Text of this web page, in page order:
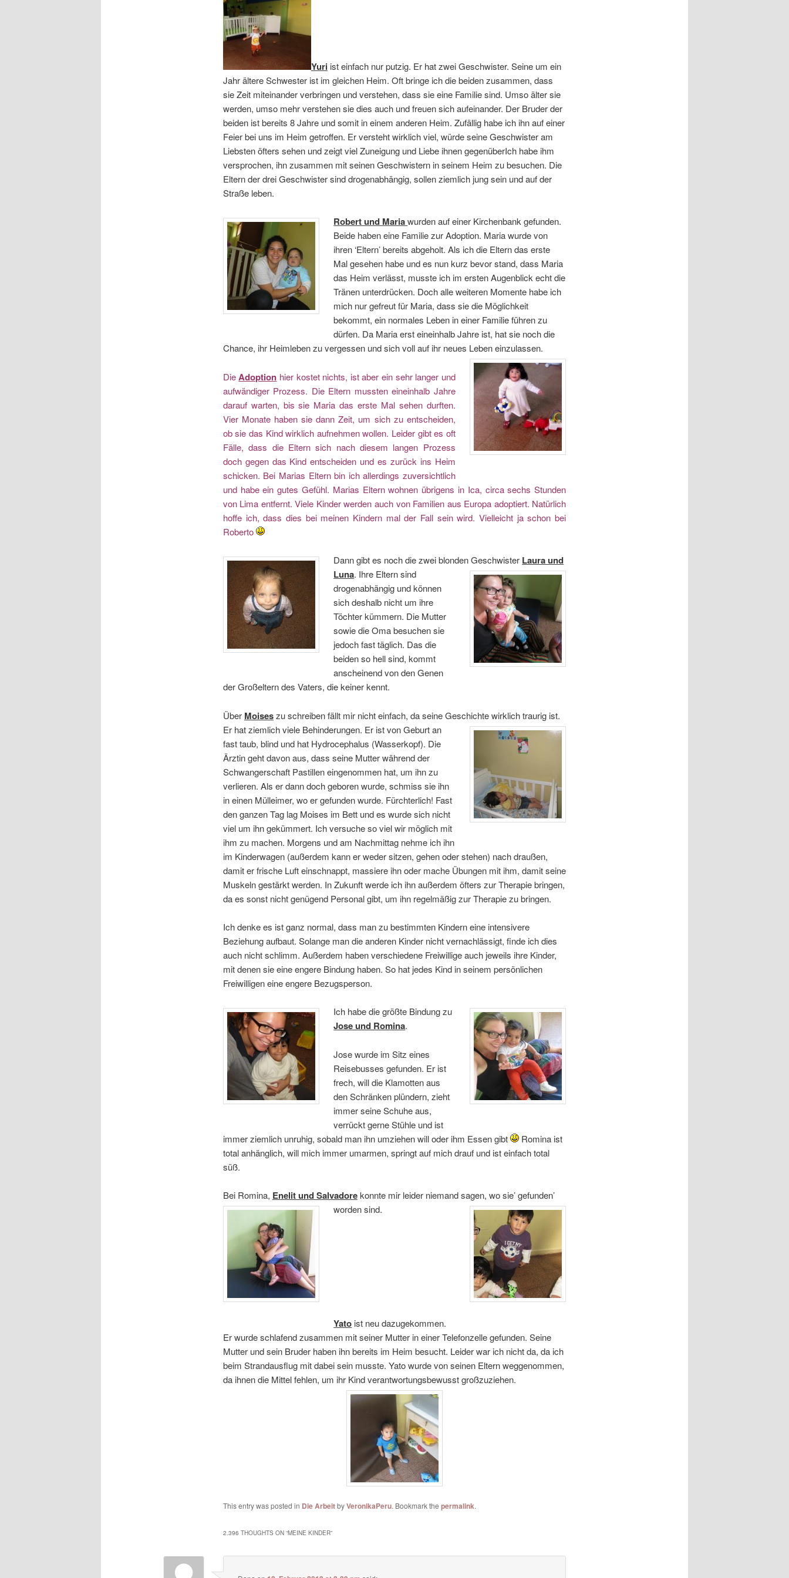
Yuriist einfach nur putzig. Er hat zwei Geschwister. Seine um ein
Jahr ältere Schwester ist im gleichen Heim. Oft bringe ich die beiden zusammen, dass
sie Zeit miteinander verbringen und verstehen, dass sie eine Familie sind. Umso älter sie
werden, umso mehr verstehen sie dies auch und freuen sich aufeinander. Der Bruder der
beiden ist bereits 8 Jahre und somit in einem anderen Heim. Zufällig habe ich ihn auf einer
Feier bei uns im Heim getroffen. Er versteht wirklich viel, würde seine Geschwister am
Liebsten öfters sehen und zeigt viel Zuneigung und Liebe ihnen gegenüberIch habe ihm
versprochen, ihn zusammen mit seinen Geschwistern in seinem Heim zu besuchen. Die
Eltern der drei Geschwister sind drogenabhängig, sollen ziemlich jung sein und auf der
Straße leben.
Robert und Maria wurden auf einer Kirchenbank gefunden.
Beide haben eine Familie zur Adoption. Maria wurde von
ihren ‘Eltern’ bereits abgeholt. Als ich die Eltern das erste
Mal gesehen habe und es nun kurz bevor stand, dass Maria
das Heim verlässt, musste ich im ersten Augenblick echt die
Tränen unterdrücken. Doch alle weiteren Momente habe ich
mich nur gefreut für Maria, dass sie die Möglichkeit
bekommt, ein normales Leben in einer Familie führen zu
dürfen. Da Maria erst eineinhalb Jahre ist, hat sie noch die
Chance, ihr Heimleben zu vergessen und sich voll auf ihr neues Leben einzulassen.
Die Adoption hier kostet nichts, ist aber ein sehr langer und
aufwändiger Prozess. Die Eltern mussten eineinhalb Jahre
darauf warten, bis sie Maria das erste Mal sehen durften.
Vier Monate haben sie dann Zeit, um sich zu entscheiden,
ob sie das Kind wirklich aufnehmen wollen. Leider gibt es oft
Fälle, dass die Eltern sich nach diesem langen Prozess
doch gegen das Kind entscheiden und es zurück ins Heim
schicken. Bei Marias Eltern bin ich allerdings zuversichtlich
und habe ein gutes Gefühl. Marias Eltern wohnen übrigens in Ica, circa sechs Stunden
von Lima entfernt. Viele Kinder werden auch von Familien aus Europa adoptiert. Natürlich
hoffe ich, dass dies bei meinen Kindern mal der Fall sein wird. Vielleicht ja schon bei
Roberto
Dann gibt es noch die zwei blonden Geschwister Laura und
Luna. Ihre Eltern sind
drogenabhängig und können
sich deshalb nicht um ihre
Töchter kümmern. Die Mutter
sowie die Oma besuchen sie
jedoch fast täglich. Das die
beiden so hell sind, kommt
anscheinend von den Genen
der Großeltern des Vaters, die keiner kennt.
Über Moiseszu schreiben fällt mir nicht einfach, da seine Geschichte wirklich traurig ist.
Er hat ziemlich viele Behinderungen. Er ist von Geburt an
fast taub, blind und hat Hydrocephalus (Wasserkopf). Die
Ärztin geht davon aus, dass seine Mutter während der
Schwangerschaft Pastillen eingenommen hat, um ihn zu
verlieren. Als er dann doch geboren wurde, schmiss sie ihn
in einen Mülleimer, wo er gefunden wurde. Fürchterlich! Fast
den ganzen Tag lag Moises im Bett und es wurde sich nicht
viel um ihn gekümmert. Ich versuche so viel wir möglich mit
ihm zu machen. Morgens und am Nachmittag nehme ich ihn
im Kinderwagen (außerdem kann er weder sitzen, gehen oder stehen) nach draußen,
damit er frische Luft einschnappt, massiere ihn oder mache Übungen mit ihm, damit seine
Muskeln gestärkt werden. In Zukunft werde ich ihn außerdem öfters zur Therapie bringen,
da es sonst nicht genügend Personal gibt, um ihn regelmäßig zur Therapie zu bringen.
Ich denke es ist ganz normal, dass man zu bestimmten Kindern eine intensivere
Beziehung aufbaut. Solange man die anderen Kinder nicht vernachlässigt, finde ich dies
auch nicht schlimm. Außerdem haben verschiedene Freiwillige auch jeweils ihre Kinder,
mit denen sie eine engere Bindung haben. So hat jedes Kind in seinem persönlichen
Freiwilligen eine engere Bezugsperson.
Ich habe die größte Bindung zu
Jose und Romina.
Jose wurde im Sitz eines
Reisebusses gefunden. Er ist
frech, will die Klamotten aus
den Schränken plündern, zieht
immer seine Schuhe aus,
verrückt gerne Stühle und ist
immer ziemlich unruhig, sobald man ihn umziehen will oder ihm Essen gibt
Romina ist
total anhänglich, will mich immer umarmen, springt auf mich drauf und ist einfach total
süß.
Bei Romina, Enelit und Salvadorekonnte mir leider niemand sagen, wo sie’ gefunden’
worden sind.
Yato ist neu dazugekommen.
Er wurde schlafend zusammen mit seiner Mutter in einer Telefonzelle gefunden. Seine
Mutter und sein Bruder haben ihn bereits im Heim besucht. Leider war ich nicht da, da ich
beim Strandausflug mit dabei sein musste. Yato wurde von seinen Eltern weggenommen,
da ihnen die Mittel fehlen, um ihr Kind verantwortungsbewusst großzuziehen.
This entry was posted in Die ArbeitbyVeronikaPeru. Bookmark the permalink.
2.396 THOUGHTS ON “MEINE KINDER”